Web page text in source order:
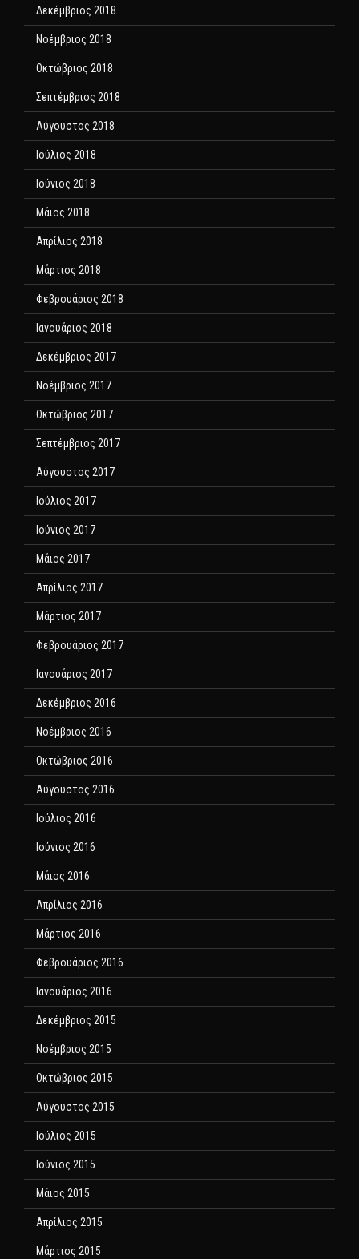
Δεκέμβριος 2018
Νοέμβριος 2018
Οκτώβριος 2018
Σεπτέμβριος 2018
Αύγουστος 2018
Ιούλιος 2018
Ιούνιος 2018
Μάιος 2018
Απρίλιος 2018
Μάρτιος 2018
Φεβρουάριος 2018
Ιανουάριος 2018
Δεκέμβριος 2017
Νοέμβριος 2017
Οκτώβριος 2017
Σεπτέμβριος 2017
Αύγουστος 2017
Ιούλιος 2017
Ιούνιος 2017
Μάιος 2017
Απρίλιος 2017
Μάρτιος 2017
Φεβρουάριος 2017
Ιανουάριος 2017
Δεκέμβριος 2016
Νοέμβριος 2016
Οκτώβριος 2016
Αύγουστος 2016
Ιούλιος 2016
Ιούνιος 2016
Μάιος 2016
Απρίλιος 2016
Μάρτιος 2016
Φεβρουάριος 2016
Ιανουάριος 2016
Δεκέμβριος 2015
Νοέμβριος 2015
Οκτώβριος 2015
Αύγουστος 2015
Ιούλιος 2015
Ιούνιος 2015
Μάιος 2015
Απρίλιος 2015
Μάρτιος 2015